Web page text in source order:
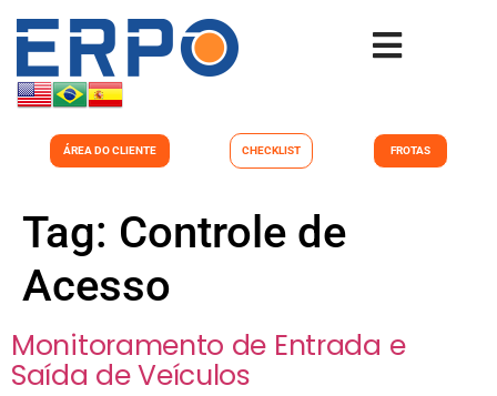
ÁREA DO CLIENTE CHECKLIST FROTAS
Tag: Controle de
Acesso
Monitoramento de Entrada e
Saída de Veículos